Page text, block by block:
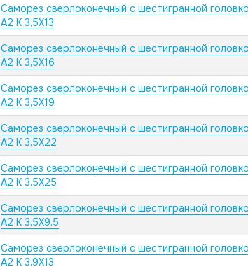
Саморез сверлоконечный с шестигранной
А2 K 3,5X13
Саморез сверлоконечный с шестигранной
А2 K 3,5X16
Саморез сверлоконечный с шестигранной
А2 K 3,5X19
Саморез сверлоконечный с шестигранной
А2 K 3,5X22
Саморез сверлоконечный с шестигранной
А2 K 3,5X25
Саморез сверлоконечный с шестигранной
А2 K 3,5X9,5
Саморез сверлоконечный с шестигранной
А2 K 3,9X13